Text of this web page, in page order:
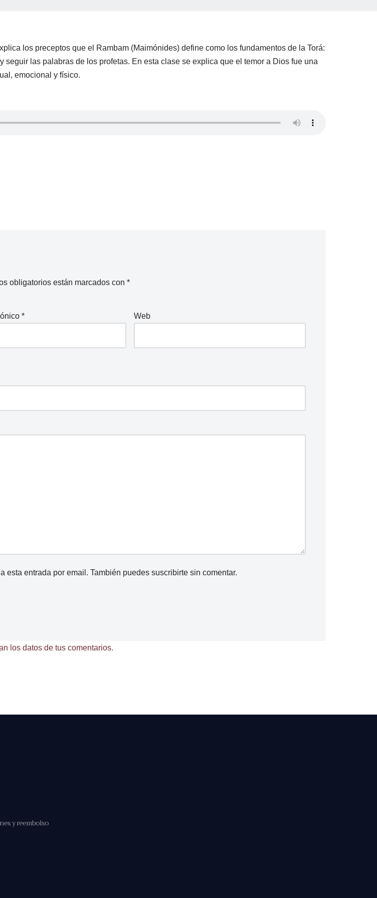
los preceptos que el Rambam (Maimónides) define como los fundamentos de la Torá:
las palabras de los profetas. En esta clase se explica que el temor a Dios fue una
emocional y físico.
obligatorios están marcados con *
* Web
esta entrada por email. También puedes suscribirte sin comentar.
los datos de tus comentarios.
y reembolso